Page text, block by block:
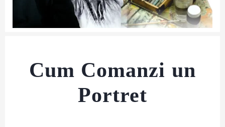
Cum Comanzi un
Portret